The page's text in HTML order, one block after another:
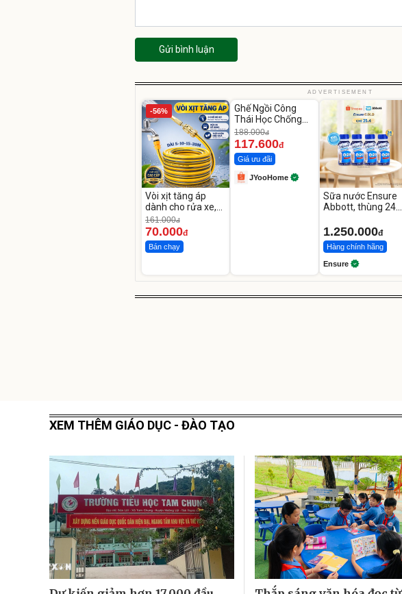
Gửi bình luận
ADVERTISEMENT
-56%
Vòi xịt tăng áp
dành cho rửa xe,
tưới cây
161.000đ
70.000đ
Bán chạy
-37%
Ghế Ngồi Công
Thái Học Chống
Mỏi Lưng
188.000đ
117.600đ
Giá ưu đãi
JYooHome
Sữa nước Ensure
Abbott, thùng 24
1.250.000đ
Hàng chính hãng
Ensure
XEM THÊM GIÁO DỤC - ĐÀO TẠO